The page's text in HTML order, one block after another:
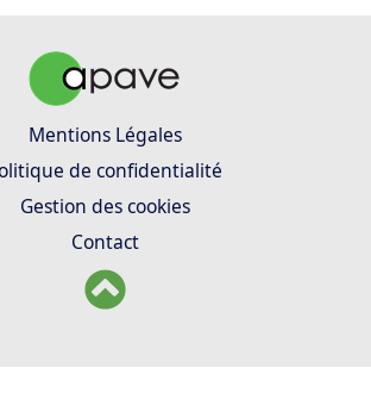
Mentions Légales
de confidentialité
Gestion des cookies
Contact